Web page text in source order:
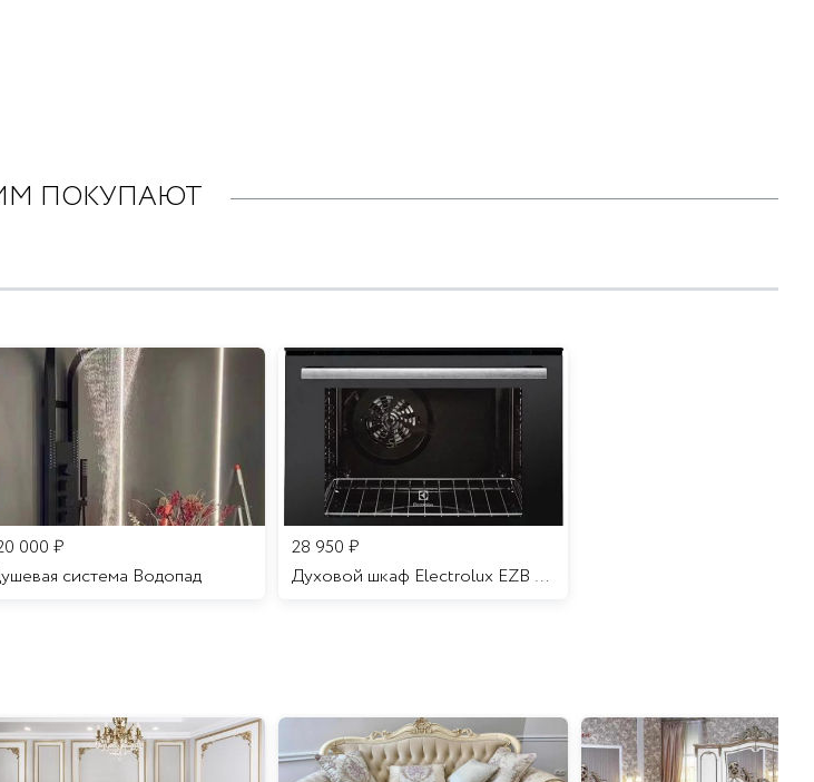
ПОКУПАЮТ
000 ₽
система Водопад
28 950 ₽
Духовой шкаф Electrolux EZB 52410 AK